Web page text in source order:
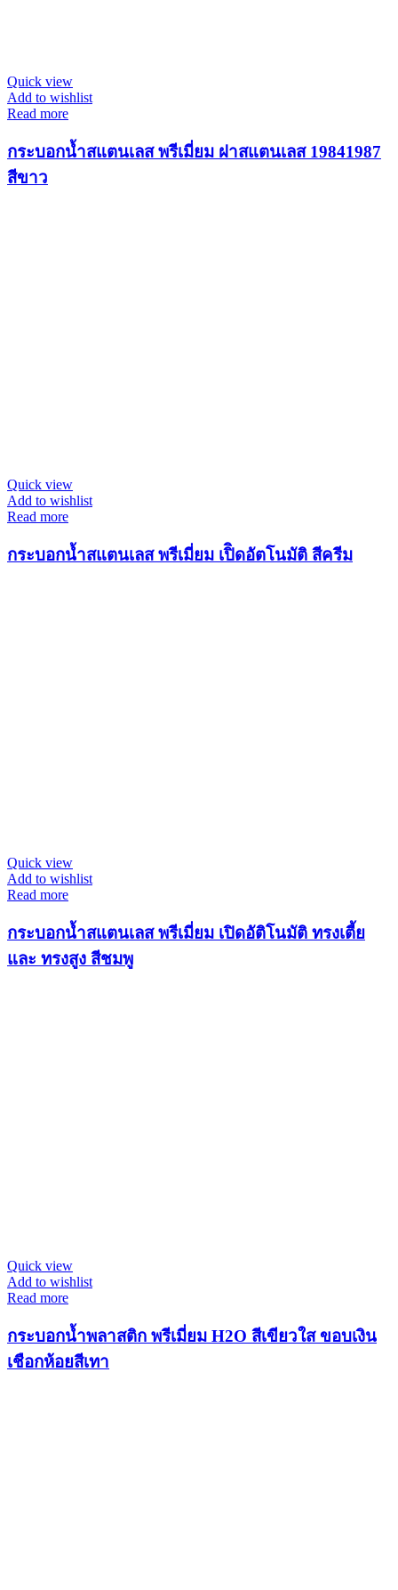
Quick view
Add to wishlist
Read more
กระบอกน้ำสแตนเลส พรีเมี่ยม ฝาสแตนเลส 19841987
สีขาว
Quick view
Add to wishlist
Read more
กระบอกน้ำสแตนเลส พรีเมี่ยม เปิิดอัตโนมัติ สีครีม
Quick view
Add to wishlist
Read more
กระบอกน้ำสแตนเลส พรีเมี่ยม เปิดอัติโนมัติ ทรงเตี้ย
และ ทรงสูง สีชมพู
Quick view
Add to wishlist
Read more
กระบอกน้ำพลาสติก พรีเมี่ยม H2O สีเขียวใส ขอบเงิน
เชือกห้อยสีเทา